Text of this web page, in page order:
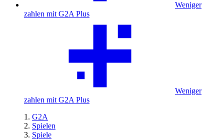
Weniger
zahlen mit G2A Plus
Weniger
zahlen mit G2A Plus
G2A
Spielen
Spiele